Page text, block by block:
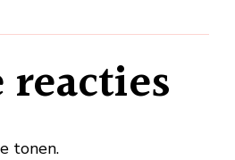
reacties
tonen.